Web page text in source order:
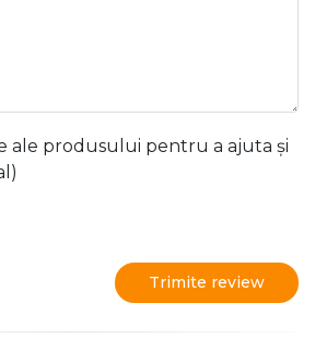
ale produsului pentru a ajuta și
Trimite review